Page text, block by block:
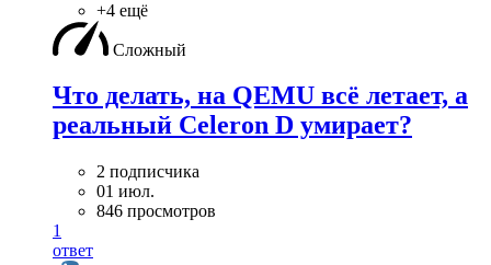
+4 ещё
Сложный
Что делать, на QEMU всё летает, а
реальный Celeron D умирает?
2 подписчика
01 июл.
846 просмотров
1
ответ